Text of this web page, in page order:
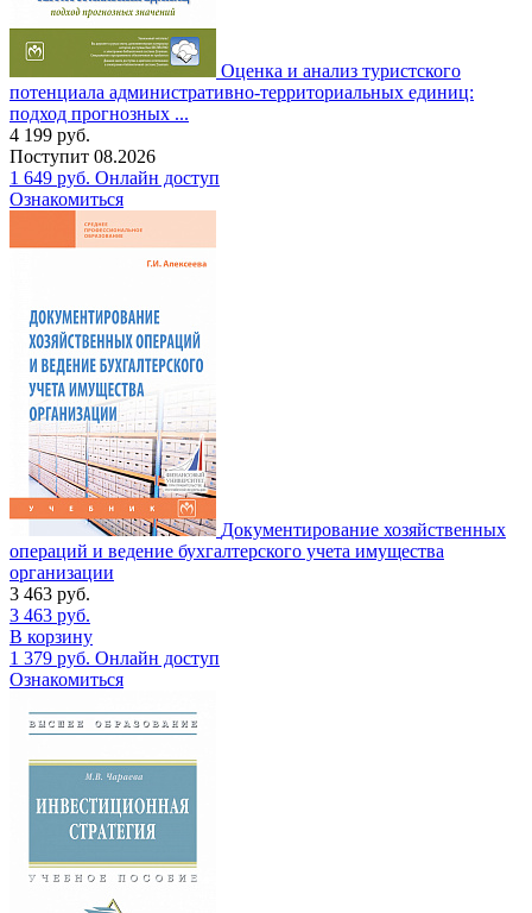
Оценка и анализ туристского
потенциала административно-территориальных единиц:
подход прогнозных ...
4 199 руб.
Поступит 08.2026
1 649 руб. Онлайн доступ
Ознакомиться
Документирование хозяйственных
операций и ведение бухгалтерского учета имущества
организации
3 463 руб.
3 463 руб.
В корзину
1 379 руб. Онлайн доступ
Ознакомиться